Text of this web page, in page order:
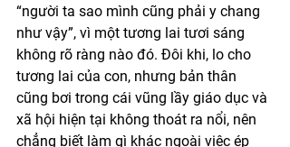
“người ta sao mình cũng phải y chang
như vậy”, vì một tương lai tươi sáng
không rõ ràng nào đó. Đôi khi, lo cho
tương lai của con, nhưng bản thân
cũng bơi trong cái vũng lầy giáo dục và
xã hội hiện tại không thoát ra nổi, nên
chẳng biết làm gì khác ngoài việc ép